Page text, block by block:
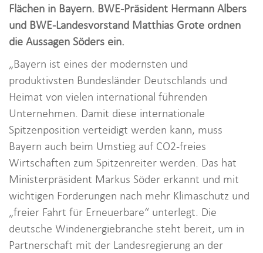
Flächen in Bayern. BWE-Präsident Hermann Albers
und BWE-Landesvorstand Matthias Grote ordnen
die Aussagen Söders ein.
„Bayern ist eines der modernsten und
produktivsten Bundesländer Deutschlands und
Heimat von vielen international führenden
Unternehmen. Damit diese internationale
Spitzenposition verteidigt werden kann, muss
Bayern auch beim Umstieg auf CO2-freies
Wirtschaften zum Spitzenreiter werden. Das hat
Ministerpräsident Markus Söder erkannt und mit
wichtigen Forderungen nach mehr Klimaschutz und
„freier Fahrt für Erneuerbare“ unterlegt. Die
deutsche Windenergiebranche steht bereit, um in
Partnerschaft mit der Landesregierung an der